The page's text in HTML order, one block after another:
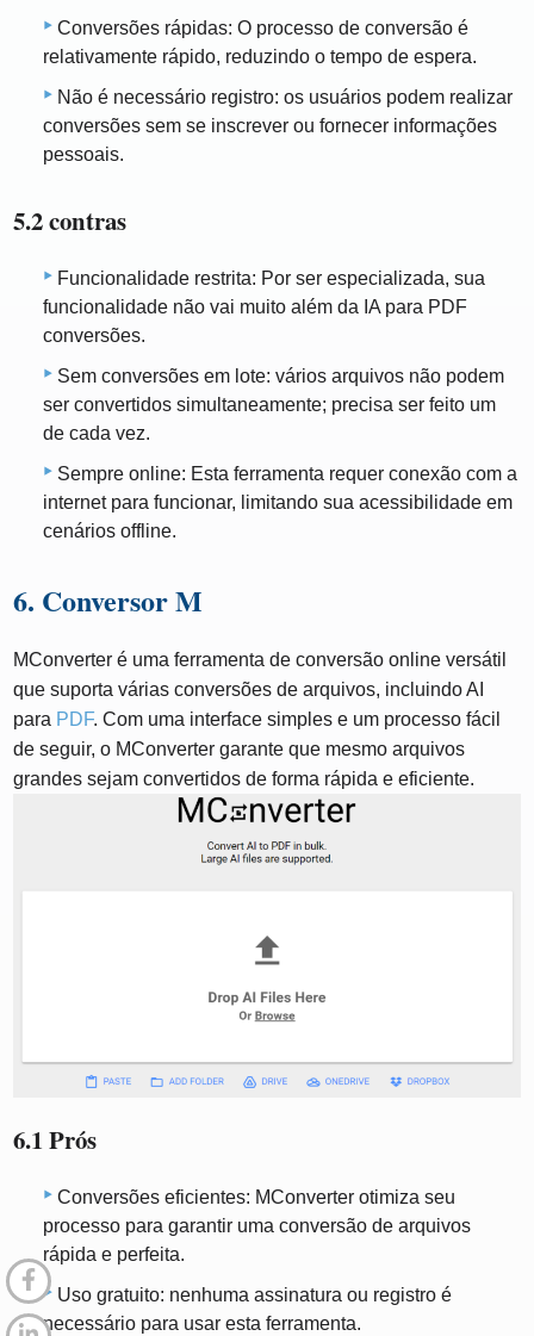
Conversões rápidas: O processo de conversão é
relativamente rápido, reduzindo o tempo de espera.
Não é necessário registro: os usuários podem realizar
conversões sem se inscrever ou fornecer informações
pessoais.
5.2 contras
Funcionalidade restrita: Por ser especializada, sua
funcionalidade não vai muito além da IA ​​para PDF
conversões.
Sem conversões em lote: vários arquivos não podem
ser convertidos simultaneamente; precisa ser feito um
de cada vez.
Sempre online: Esta ferramenta requer conexão com a
internet para funcionar, limitando sua acessibilidade em
cenários offline.
6. Conversor M
MConverter é uma ferramenta de conversão online versátil
que suporta várias conversões de arquivos, incluindo AI
para PDF. Com uma interface simples e um processo fácil
de seguir, o MConverter garante que mesmo arquivos
grandes sejam convertidos de forma rápida e eficiente.
6.1 Prós
Conversões eficientes: MConverter otimiza seu
processo para garantir uma conversão de arquivos
rápida e perfeita.
Uso gratuito: nenhuma assinatura ou registro é
necessário para usar esta ferramenta.